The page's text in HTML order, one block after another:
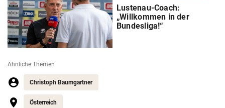
Lustenau-Coach:
„Willkommen in der
Bundesliga!“
Ähnliche Themen
Christoph Baumgartner
Österreich